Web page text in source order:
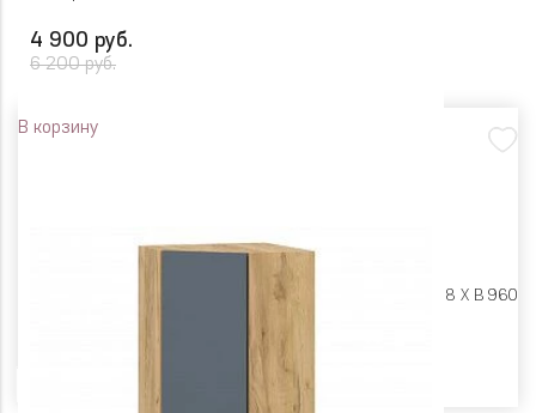
4 900 руб.
6 200 руб.
В корзину
Ш 300 X Г 318 X В 960